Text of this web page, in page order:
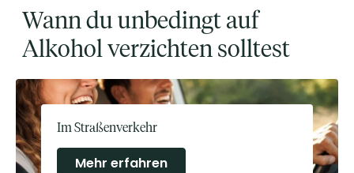
Wann du unbedingt auf
Alkohol verzichten solltest
Im Straßenverkehr
Mehr erfahren